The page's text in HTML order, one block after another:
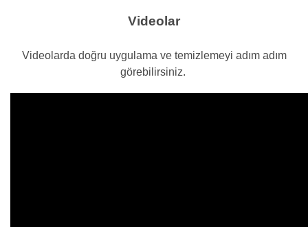
Videolar
Videolarda doğru uygulama ve temizlemeyi adım adım
görebilirsiniz.